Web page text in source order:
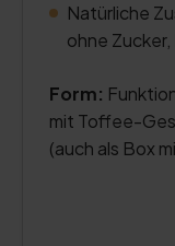
Natürliche
ohne
Form:
mit Toffee-
(auch als Box